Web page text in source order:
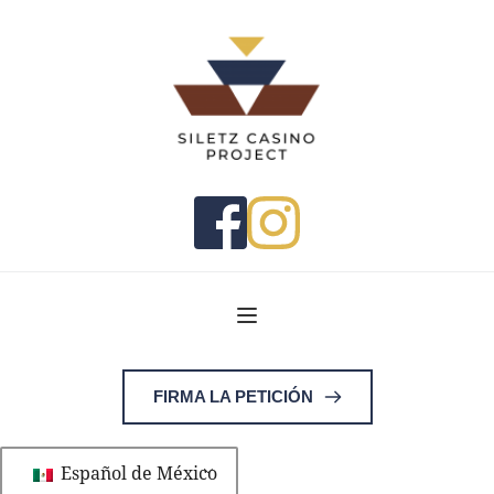
FIRMA LA PETICIÓN
Español de México